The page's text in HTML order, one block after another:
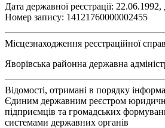
Дата державної реєстрації:
Номер запису: 14121760000002455
Місцезнаходження реєстраційної
Яворівська районна державна
Відомості, отримані в порядку
Єдиним державним реєстром
підприємців та громадських
системами державних органів